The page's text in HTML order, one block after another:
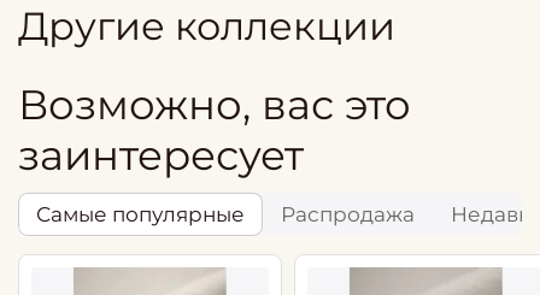
Другие коллекции
Возможно, вас это
заинтересует
Самые популярные Распродажа